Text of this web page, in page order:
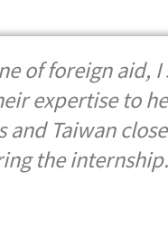
of foreign aid, I
expertise to
Taiwan
the internship.